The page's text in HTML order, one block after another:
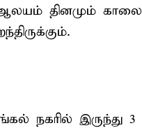
தினமும் காலை
நகரில் இருந்து 3